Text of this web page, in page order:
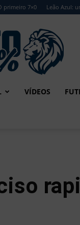
primeiro 7×0 Leão Azul:
VÍDEOS